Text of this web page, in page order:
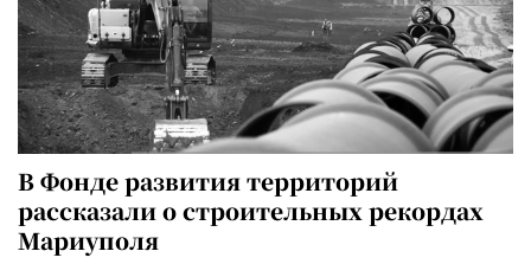
В Фонде развития территорий
рассказали о строительных рекордах
Мариуполя